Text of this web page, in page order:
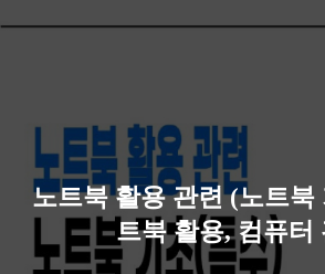
노트북 활용 관련 (노트북
트북 활용, 컴퓨터